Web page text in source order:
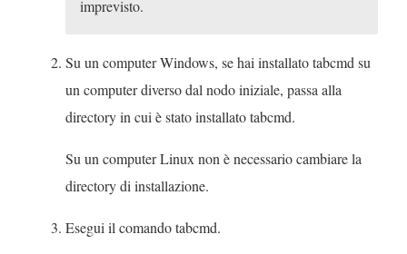
imprevisto.
Su un computer Windows, se hai installato tabcmd su
un computer diverso dal nodo iniziale, passa alla
directory in cui è stato installato tabcmd.
Su un computer Linux non è necessario cambiare la
directory di installazione.
Esegui il comando tabcmd.